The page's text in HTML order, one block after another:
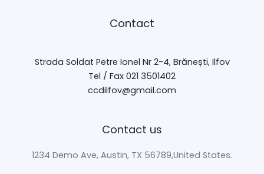
Contact
Strada Soldat Petre Ionel Nr 2-4, Brănești, Ilfov
Tel / Fax 021 3501402
ccdilfov@gmail.com
Contact us
1234 Demo Ave, Austin, TX 56789,United States.